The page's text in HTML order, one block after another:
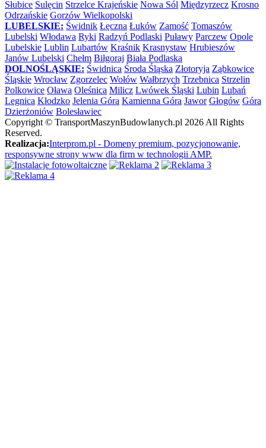
Słubice Sulęcin Strzelce Krajeńskie Nowa Sól Międzyrzecz Krosno
Odrzańskie Gorzów Wielkopolski
LUBELSKIE: Świdnik Łęczna Łuków Zamość Tomaszów
Lubelski Włodawa Ryki Radzyń Podlaski Puławy Parczew Opole
Lubelskie Lublin Lubartów Kraśnik Krasnystaw Hrubieszów
Janów Lubelski Chełm Biłgoraj Biała Podlaska
DOLNOŚLĄSKIE: Świdnica Środa Śląska Złotoryja Ząbkowice
Śląskie Wrocław Zgorzelec Wołów Wałbrzych Trzebnica Strzelin
Polkowice Oława Oleśnica Milicz Lwówek Śląski Lubin Lubań
Legnica Kłodzko Jelenia Góra Kamienna Góra Jawor Głogów Góra
Dzierżoniów Bolesławiec
Copyright © TransportMaszynBudowlanych.pl 2026 All Rights
Reserved.
Realizacja:Interprom.pl - Domeny premium, pozycjonowanie,
responsywne strony www dla firm w technologii AMP.